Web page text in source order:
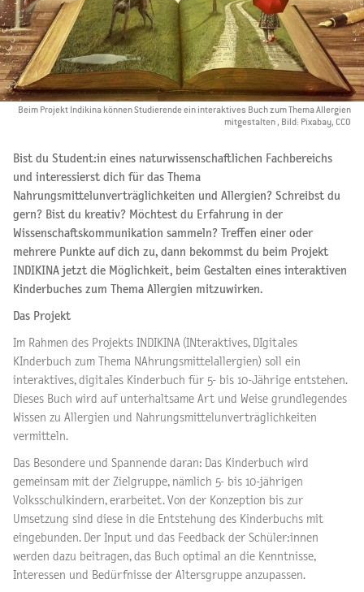
Beim Projekt Indikina können Studierende ein interaktives Buch zum Thema Allergien
mitgestalten , Bild: Pixabay, CCO
Bist du Student:in eines naturwissenschaftlichen Fachbereichs
und interessierst dich für das Thema
Nahrungsmittelunverträglichkeiten und Allergien? Schreibst du
gern? Bist du kreativ? Möchtest du Erfahrung in der
Wissenschaftskommunikation sammeln? Treffen einer oder
mehrere Punkte auf dich zu, dann bekommst du beim Projekt
INDIKINA jetzt die Möglichkeit, beim Gestalten eines interaktiven
Kinderbuches zum Thema Allergien mitzuwirken.
Das Projekt
Im Rahmen des Projekts INDIKINA (INteraktives, DIgitales
KInderbuch zum Thema NAhrungsmittelallergien) soll ein
interaktives, digitales Kinderbuch für 5- bis 10-Jährige entstehen.
Dieses Buch wird auf unterhaltsame Art und Weise grundlegendes
Wissen zu Allergien und Nahrungsmittelunverträglichkeiten
vermitteln.
Das Besondere und Spannende daran: Das Kinderbuch wird
gemeinsam mit der Zielgruppe, nämlich 5- bis 10-jährigen
Volksschulkindern, erarbeitet. Von der Konzeption bis zur
Umsetzung sind diese in die Entstehung des Kinderbuchs mit
eingebunden. Der Input und das Feedback der Schüler:innen
werden dazu beitragen, das Buch optimal an die Kenntnisse,
Interessen und Bedürfnisse der Altersgruppe anzupassen.